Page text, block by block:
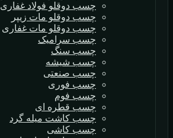
چسب دوقلو فولاد غفاری
چسب دوقلو مات زیپر
چسب دوقلو مات غفاری
چسب سرامیک
چسب سنگ
چسب شیشه
چسب صنعتی
چسب فوری
چسب فوم
چسب قطره ای
چسب کاشت میله گرد
چسب کاشی